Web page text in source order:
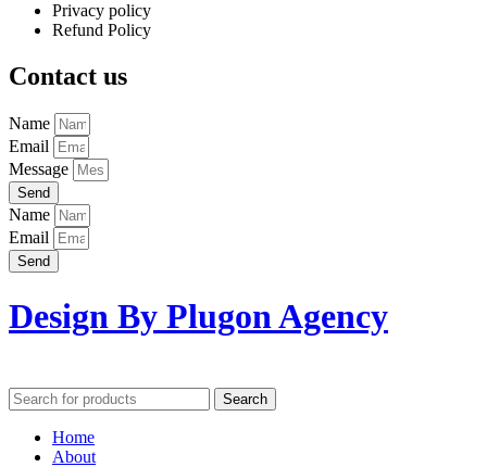
Privacy policy
Refund Policy
Contact us
Name
Email
Message
Send
Name
Email
Send
Design By Plugon Agency
Search
Home
About